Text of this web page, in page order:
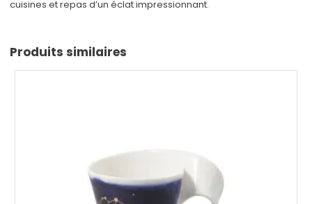
cuisines et repas d’un éclat impressionnant.
Produits similaires